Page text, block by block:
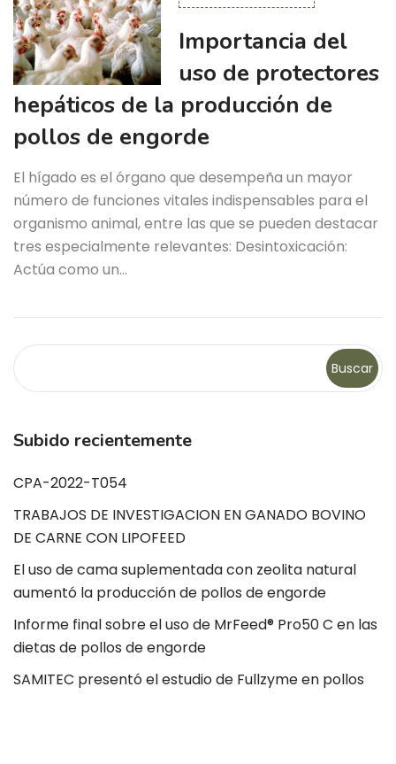
Importancia del
uso de protectores
hepáticos de la producción de
pollos de engorde
El hígado es el órgano que desempeña un mayor
número de funciones vitales indispensables para el
organismo animal, entre las que se pueden destacar
tres especialmente relevantes: Desintoxicación:
Actúa como un…
Buscar
Subido recientemente
CPA-2022-T054
TRABAJOS DE INVESTIGACION EN GANADO BOVINO
DE CARNE CON LIPOFEED
El uso de cama suplementada con zeolita natural
aumentó la producción de pollos de engorde
Informe final sobre el uso de MrFeed® Pro50 C en las
dietas de pollos de engorde
SAMITEC presentó el estudio de Fullzyme en pollos